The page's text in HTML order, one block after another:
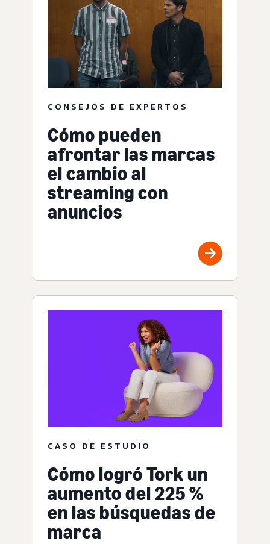
CONSEJOS DE EXPERTOS
Cómo pueden
afrontar las marcas
el cambio al
streaming con
anuncios
CASO DE ESTUDIO
Cómo logró Tork un
aumento del 225 %
en las búsquedas de
marca